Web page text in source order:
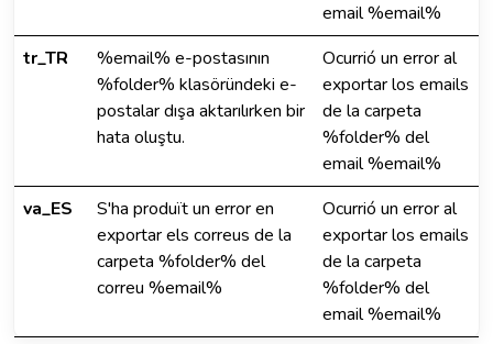
email %email%
tr_TR
%email% e-postasının
%folder% klasöründeki e-
postalar dışa aktarılırken bir
hata oluştu.
Ocurrió un error al
exportar los emails
de la carpeta
%folder% del
email %email%
va_ES
S'ha produït un error en
exportar els correus de la
carpeta %folder% del
correu %email%
Ocurrió un error al
exportar los emails
de la carpeta
%folder% del
email %email%